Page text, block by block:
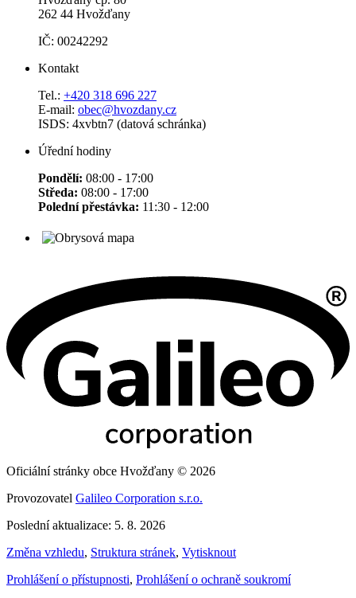
262 44 Hvožďany
IČ: 00242292
Kontakt
Tel.: +420 318 696 227
E-mail: obec@hvozdany.cz
ISDS: 4xvbtn7 (datová schránka)
Úřední hodiny
Pondělí: 08:00 - 17:00
Středa: 08:00 - 17:00
Polední přestávka: 11:30 - 12:00
Oficiální stránky obce Hvožďany © 2026
Provozovatel Galileo Corporation s.r.o.
Poslední aktualizace: 5. 8. 2026
Změna vzhledu, Struktura stránek, Vytisknout
Prohlášení o přístupnosti, Prohlášení o ochraně soukromí